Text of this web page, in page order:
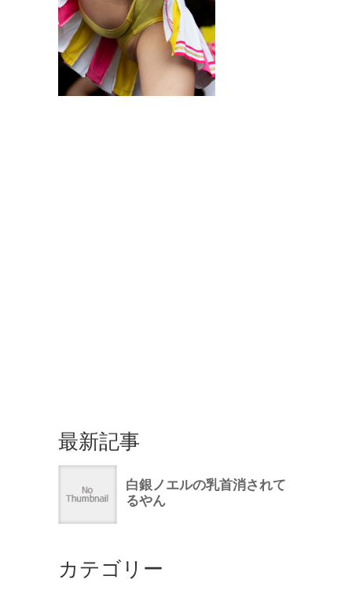
最新記事
カテゴリー